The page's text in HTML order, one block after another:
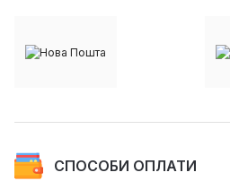
СПОСОБИ ОПЛАТИ